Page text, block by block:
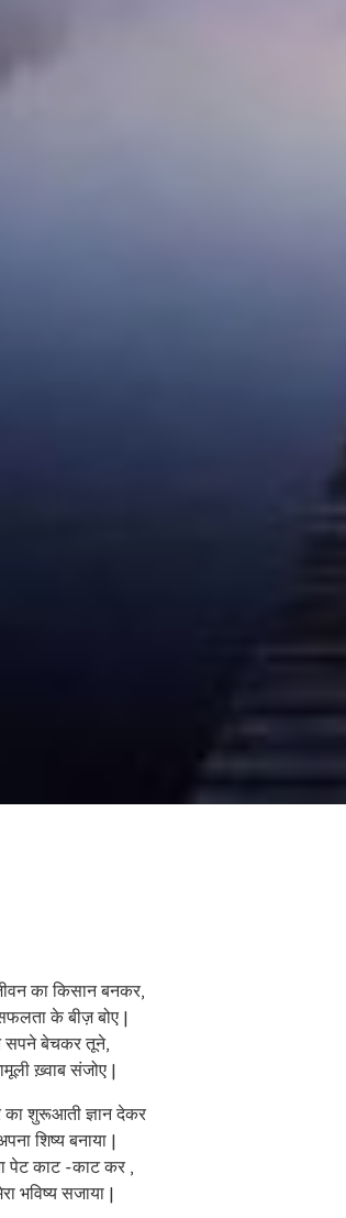
का किसान बनकर,
के बीज़ बोए |
सपने बेचकर तूने,
ख़्वाब संजोए |
का शुरूआती ज्ञान￰￰ देकर
शिष्य बनाया |
पेट काट -काट कर ,
भविष्य सजाया |